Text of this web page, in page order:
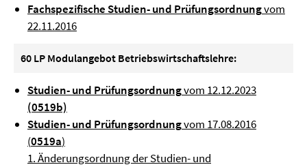
Fachspezifische Studien- und Prüfungsordnungvom
22.11.2016
60 LP Modulangebot Betriebswirtschaftslehre:
Studien- und Prüfungsordnungvom 12.12.2023
(0519b)
Studien- und Prüfungsordnungvom 17.08.2016
(0519a)
1. Änderungsordnung der Studien- und